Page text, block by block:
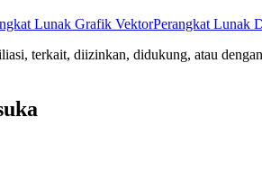
Lunak Grafik VektorPerangkat Lunak
terkait, diizinkan, didukung, atau